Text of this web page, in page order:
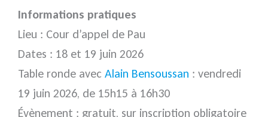
Informations pratiques
Lieu : Cour d’appel de Pau
Dates : 18 et 19 juin 2026
Table ronde avec Alain Bensoussan : vendredi
19 juin 2026, de 15h15 à 16h30
Évènement : gratuit, sur inscription obligatoire